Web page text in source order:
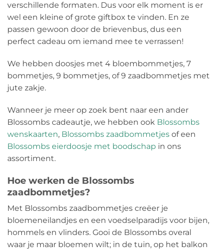
verschillende formaten. Dus voor elk moment is er
wel een kleine of grote giftbox te vinden. En ze
passen gewoon door de brievenbus, dus een
perfect cadeau om iemand mee te verrassen!
We hebben doosjes met 4 bloembommetjes, 7
bommetjes, 9 bommetjes, of 9 zaadbommetjes met
jute zakje.
Wanneer je meer op zoek bent naar een ander
Blossombs cadeautje, we hebben ook Blossombs
wenskaarten, Blossombs zaadbommetjes of een
Blossombs eierdoosje met boodschap in ons
assortiment.
Hoe werken de Blossombs
zaadbommetjes?
Met Blossombs zaadbommetjes creëer je
bloemeneilandjes en een voedselparadijs voor bijen,
hommels en vlinders. Gooi de Blossombs overal
waar je maar bloemen wilt; in de tuin, op het balkon